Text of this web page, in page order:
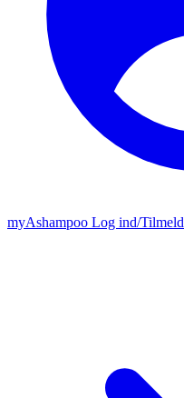
myAshampoo Log ind/Tilmeld